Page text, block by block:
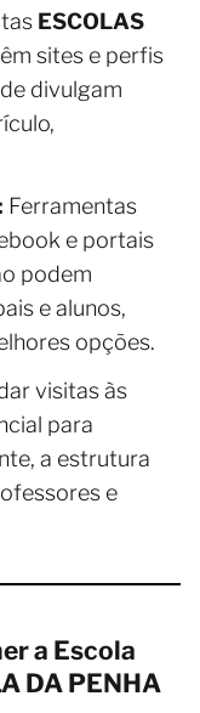
ESCOLAS
sites e perfis
divulgam
Ferramentas
e portais
podem
e alunos,
opções.
visitas às
para
a estrutura
e
a Escola
DA PENHA